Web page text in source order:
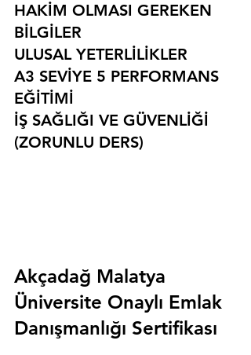
HAKİM OLMASI GEREKEN
BİLGİLER
ULUSAL YETERLİLİKLER
A3 SEVİYE 5 PERFORMANS
EĞİTİMİ
İŞ SAĞLIĞI VE GÜVENLİĞİ
(ZORUNLU DERS)
Akçadağ Malatya
Üniversite Onaylı Emlak
Danışmanlığı Sertifikası